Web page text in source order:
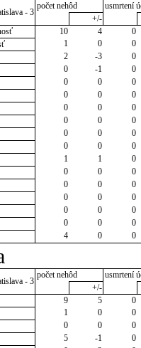
- 3
počet nehôd
usmrtení
+/-
10 4
0
1 0
0
2 -3
0
0 -1
0
0 0
0
0 0
0
0 0
0
0 0
0
0 0
0
0 0
0
1 1
0
0 0
0
0 0
0
0 0
0
0 0
0
0 0
0
4 0 0
- 3
počet nehôd
usmrtení
+/-
9 5
0
1 0
0
0 0
0
5 -1
0